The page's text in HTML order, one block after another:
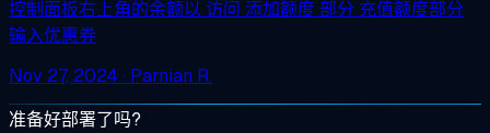
控制面板右上角的余额以 访问 添加额度 部分 充值额度部分
输入优惠券
Nov 27, 2024 · Parnian R.
准备好部署了吗?